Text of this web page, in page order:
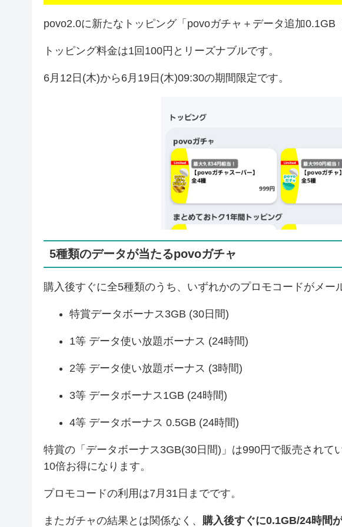
povo2.0に新たなトッピング「povoガチャ＋データ追加0.1GB
トッピング料金は1回100円とリーズナブルです。
6月12日(木)から6月19日(木)09:30の期間限定です。
5種類のデータが当たるpovoガチャ
購入後すぐに全5種類のうち、いずれかのプロモコードがメー
特賞データボーナス3GB (30日間)
1等 データ使い放題ボーナス (24時間)
2等 データ使い放題ボーナス (3時間)
3等 データボーナス1GB (24時間)
4等 データボーナス 0.5GB (24時間)
特賞の「データボーナス3GB(30日間)」は990円で販売されて
10倍お得になります。
プロモコードの利用は7月31日までです。
またガチャの結果とは関係なく、 購入後すぐに0.1GB/24時間